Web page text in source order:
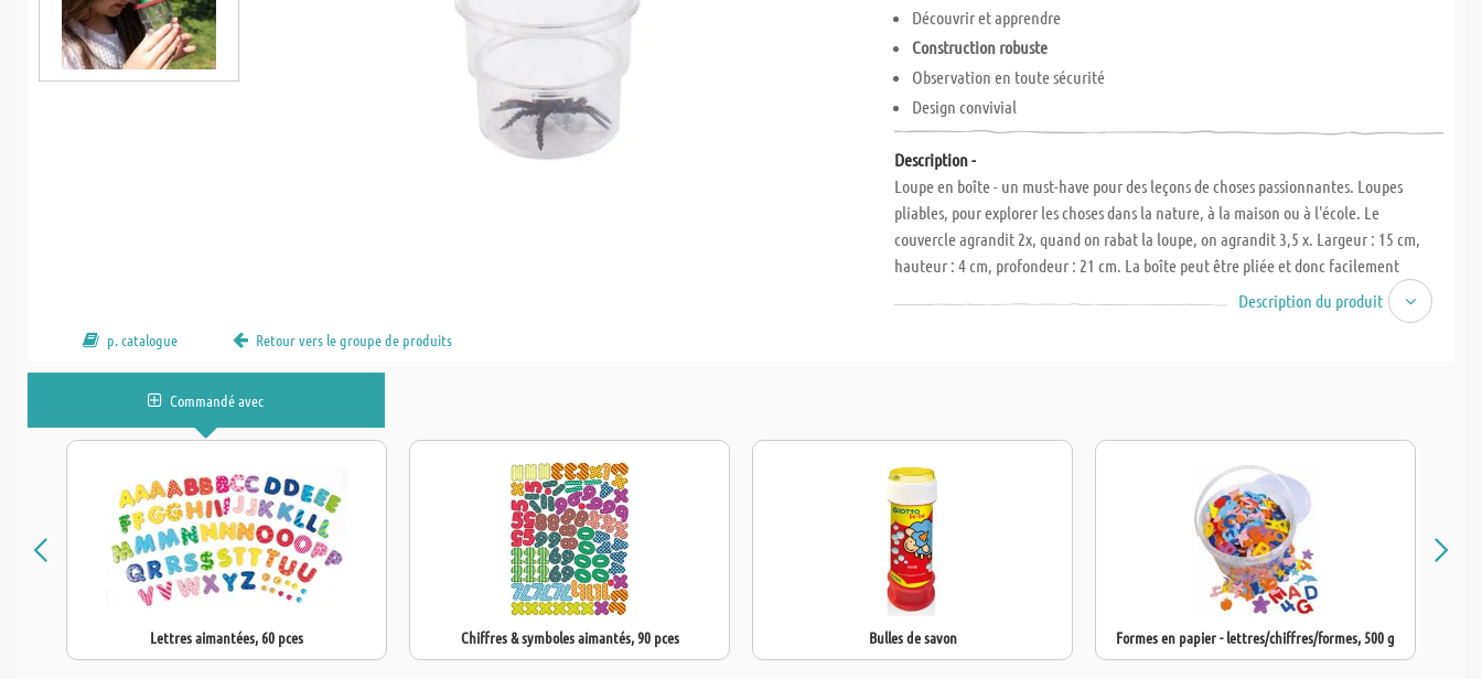
Découvrir et apprendre
Construction robuste
Observation en toute sécurité
Design convivial
Description -
Loupe en boîte - un must-have pour des leçons de choses passionnantes. Loupes
pliables, pour explorer les choses dans la nature, à la maison ou à l'école. Le
couvercle agrandit 2x, quand on rabat la loupe, on agrandit 3,5 x. Largeur : 15 cm,
hauteur : 4 cm, profondeur : 21 cm. La boîte peut être pliée et donc facilement
emportée. Avec une araignée en plastique pour commencer à explorer
Description du produit
p. catalogue Retour vers le groupe de produits
Commandé avec
Lettres aimantées, 60 pces Chiffres & symboles aimantés, 90 pces Bulles de savon Formes en papier - lettres/chiffres/formes, 500 g